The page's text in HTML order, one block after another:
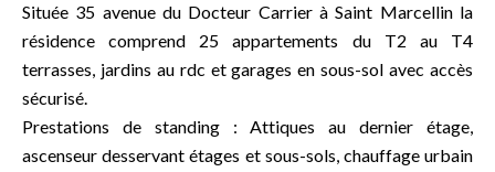
Située 35 avenue du Docteur Carrier à Saint Marcellin la
résidence comprend 25 appartements du T2 au T4
terrasses, jardins au rdc et garages en sous-sol avec accès
sécurisé.
Prestations de standing : Attiques au dernier étage,
ascenseur desservant étages et sous-sols, chauffage urbain